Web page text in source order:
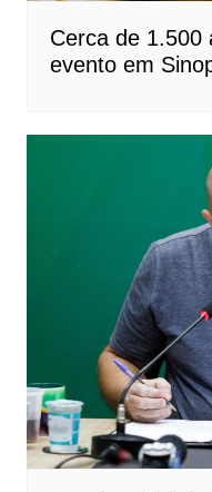
Cerca de 1.500
evento em